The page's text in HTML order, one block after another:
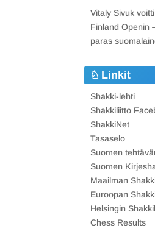
Vitaly Sivuk
Finland Openin
paras
Linkit
Shakki-lehti
Shakkiliitto
ShakkiNet
Tasaselo
Suomen
Suomen
Maailman
Euroopan
Helsingin
Chess Results